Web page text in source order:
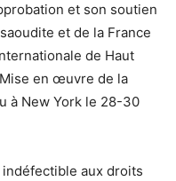
et son soutien
et de la France
de Haut
en œuvre de la
à New York le 28-30
aux droits